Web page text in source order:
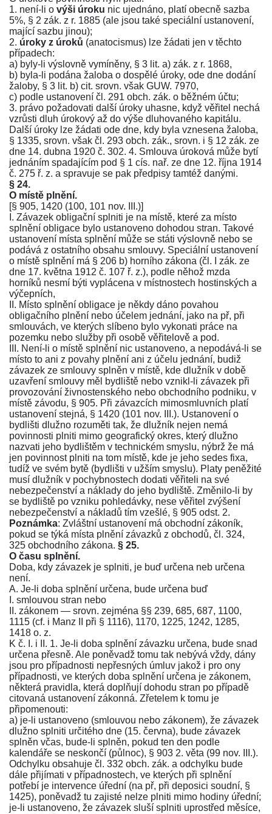
1. není-li o výši úroku nic ujednáno, platí obecně sazba
5%, § 2 zák. z r. 1885 (ale jsou také speciální ustanovení,
mající sazbu jinou);
2. úroky z úroků (anatocismus) lze žádati jen v těchto
případech:
a) byly-li výslovně vymíněny, § 3 lit. a) zák. z r. 1868,
b) byla-li podána žaloba o dospělé úroky, ode dne dodání
žaloby, § 3 lit. b) cit. srovn. však GUW. 7970,
c) podle ustanovení čl. 291 obch. zák. o běžném účtu;
3. právo požadovati další úroky uhasne, když věřitel nechá
vzrůsti dluh úrokový až do výše dluhovaného kapitálu.
Další úroky lze žádati ode dne, kdy byla vznesena žaloba,
§ 1335, srovn. však čl. 293 obch. zák., srovn. i § 12 zák. ze
dne 14. dubna 1920 č. 302. 4. Smlouva úroková může bytí
jednáním spadajícím pod § 1 cís. nař. ze dne 12. října 1914
č. 275 ř. z. a spravuje se pak předpisy tamtéž danými.
§ 24.
O místě plnění.
[§ 905, 1420 (100, 101 nov. III.)]
I. Závazek obligační splniti je na místě, které za místo
splnění obligace bylo ustanoveno dohodou stran. Takové
ustanovení místa splnění může se státi výslovně nebo se
podává z ostatního obsahu smlouvy. Speciální ustanovení
o místě splnění má § 206 b) horního zákona (čl. I zák. ze
dne 17. května 1912 č. 107 ř. z.), podle něhož mzda
horníků nesmí býti vyplácena v místnostech hostinských a
výčepních,
II. Místo splnění obligace je někdy dáno povahou
obligačního plnění nebo účelem jednání, jako na př, při
smlouvách, ve kterých slíbeno bylo vykonati práce na
pozemku nebo služby při osobě věřitelově a pod.
III. Není-li o místě splnění nic ustanoveno, a nepodává-li se
místo to ani z povahy plnění ani z účelu jednání, budiž
závazek ze smlouvy splněn v místě, kde dlužník v době
uzavření smlouvy měl bydliště nebo vznikl-li závazek při
provozování živnostenského nebo obchodního podniku, v
místě závodu, § 905. Při závazcích mimosmluvních platí
ustanovení stejná, § 1420 (101 nov. III.). Ustanovení o
bydlišti dlužno rozuměti tak, že dlužník nejen nemá
povinnosti plniti mimo geografický okres, který dlužno
nazvati jeho bydlištěm v technickém smyslu, nýbrž že má
jen povinnost plniti na tom místě, kde je jeho sedes fixa,
tudíž ve svém bytě (bydlišti v užším smyslu). Platy peněžité
musí dlužník v pochybnostech dodati věřiteli na své
nebezpečenství a náklady do jeho bydliště. Změnilo-li by
se bydliště po vzniku pohledávky, nese věřitel zvýšení
nebezpečenství a nákladů tím vzešlé, § 905 odst. 2.
Poznámka: Zvláštní ustanovení má obchodní zákoník,
pokud se týká místa plnění závazků z obchodů, čl. 324,
325 obchodního zákona. § 25.
O času splnění.
Doba, kdy závazek je splniti, je buď určena neb určena
není.
A. Je-li doba splnění určena, bude určena buď
I. smlouvou stran nebo
II. zákonem — srovn. zejména §§ 239, 685, 687, 1100,
1115 (cf. i Manz II při § 1116), 1170, 1225, 1242, 1285,
1418 o. z.
K č. I. i II. 1. Je-li doba splnění závazku určena, bude snad
určena přesně. Ale poněvadž tomu tak nebývá vždy, dány
jsou pro případnosti nepřesných úmluv jakož i pro ony
případnosti, ve kterých doba splnění určena je zákonem,
některá pravidla, která doplňují dohodu stran po případě
citovaná ustanovení zákonná. Zřetelem k tomu je
připomenouti:
a) je-li ustanoveno (smlouvou nebo zákonem), že závazek
dlužno splniti určitého dne (15. června), bude závazek
splněn včas, bude-li splněn, pokud ten den podle
kalendáře se neskončí (půlnoc), § 903 2. věta (99 nov. III.).
Odchylku obsahuje čl. 332 obch. zák. a odchylku bude
dále přijímati v případnostech, ve kterých při splnění
potřebí je intervence úřední (na př, při deposici soudní, §
1425), poněvadž tu zajisté nelze plniti mimo hodiny úřední;
je-li ustanoveno, že závazek sluší splniti uprostřed měsíce,